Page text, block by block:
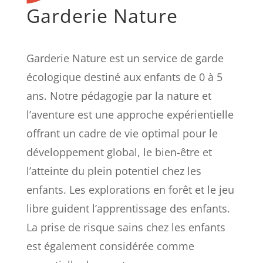
Garderie Nature
Garderie Nature est un service de garde
écologique destiné aux enfants de 0 à 5
ans. Notre pédagogie par la nature et
l’aventure est une approche expérientielle
offrant un cadre de vie optimal pour le
développement global, le bien-être et
l’atteinte du plein potentiel chez les
enfants. Les explorations en forêt et le jeu
libre guident l’apprentissage des enfants.
La prise de risque sains chez les enfants
est également considérée comme